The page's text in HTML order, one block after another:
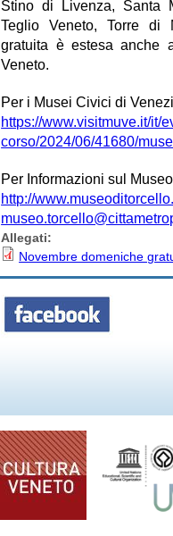
Stino di Livenza, Santa
Teglio Veneto, Torre di
gratuita è estesa anche
Veneto.
Per i Musei Civici di
https://www.visitmuve.it/it/
corso/2024/06/41680/
Per Informazioni sul
http://
Allegati:
Novembre domeniche